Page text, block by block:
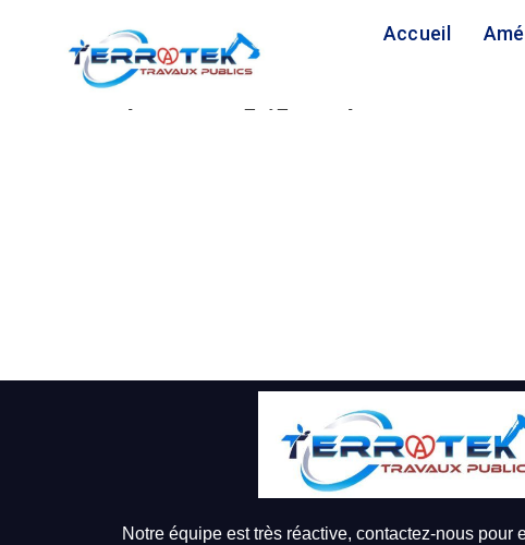
Accueil
Notre équipe est très réactive, contactez-nous pour